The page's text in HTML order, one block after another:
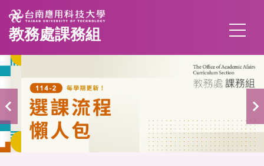
跳
到
主
內
教務處課務組